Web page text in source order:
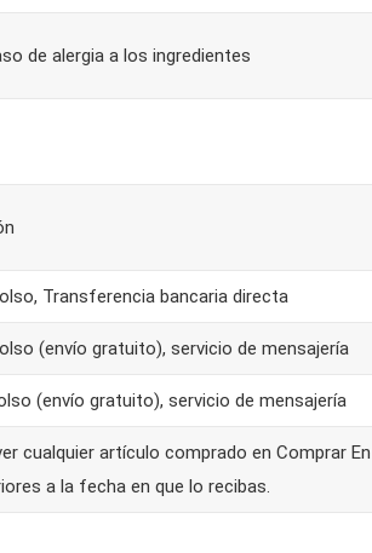
de alergia a los ingredientes
Transferencia bancaria directa
(envío gratuito), servicio de mensajería
(envío gratuito), servicio de mensajería
cualquier artículo comprado en Comprar
a la fecha en que lo recibas.